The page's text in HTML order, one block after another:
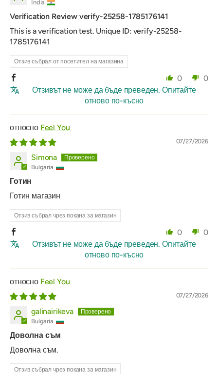
India
Verification Review verify-25258-1785176141
This is a verification test. Unique ID: verify-25258-
1785176141
Отзив събрал от посетител на магазина
0
0
Отзивът не може да бъде преведен. Опитайте
отново по-късно
Feel You
07/27/2026
Simona
Bulgaria
Готин
Готин магазин
Отзив събрал чрез покана за магазин
0
0
Отзивът не може да бъде преведен. Опитайте
отново по-късно
Feel You
07/27/2026
galinairikeva
Bulgaria
Доволна съм
Доволна съм.
Отзив събрал чрез покана за магазин